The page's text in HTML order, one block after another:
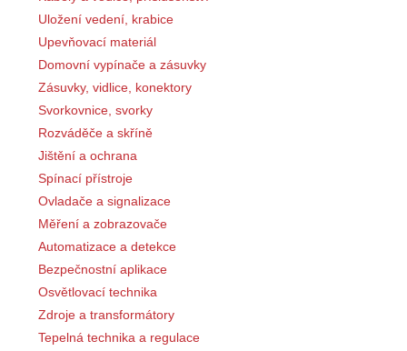
Uložení vedení, krabice
Upevňovací materiál
Domovní vypínače a zásuvky
Zásuvky, vidlice, konektory
Svorkovnice, svorky
Rozváděče a skříně
Jištění a ochrana
Spínací přístroje
Ovladače a signalizace
Měření a zobrazovače
Automatizace a detekce
Bezpečnostní aplikace
Osvětlovací technika
Zdroje a transformátory
Tepelná technika a regulace